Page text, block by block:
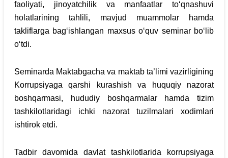
faoliyati, jinoyatchilik va manfaatlar to‘qnashuvi
holatlarining tahlili, mavjud muammolar hamda
takliflarga bag‘ishlangan maxsus o‘quv seminar bo‘lib
o‘tdi.
Seminarda Maktabgacha va maktab ta’limi vazirligining
Korrupsiyaga qarshi kurashish va huquqiy nazorat
boshqarmasi, hududiy boshqarmalar hamda tizim
tashkilotlaridagi ichki nazorat tuzilmalari xodimlari
ishtirok etdi.
Tadbir davomida davlat tashkilotlarida korrupsiyaga